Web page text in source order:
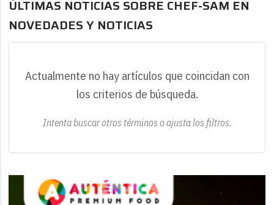
ÚLTIMAS NOTICIAS SOBRE CHEF-SAM EN
NOVEDADES Y NOTICIAS
Actualmente no hay artículos que coincidan con
los criterios de búsqueda.
Intenta buscar otros términos o ajusta los filtros.